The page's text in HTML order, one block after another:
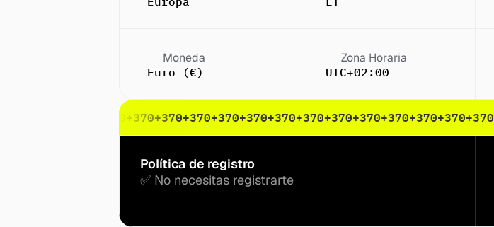
Moneda
Euro (€)
Zona Horaria
UTC+02:00
+370 +370+370+370+370+370+370+370+370+370+370+370+370+370
Política de registro
✅ No necesitas registrarte